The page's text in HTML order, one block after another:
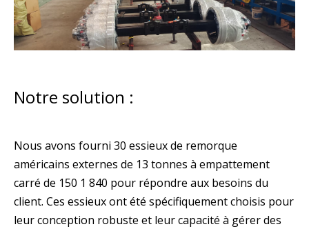
Notre solution :
Nous avons fourni 30 essieux de remorque
américains externes de 13 tonnes à empattement
carré de 150 1 840 pour répondre aux besoins du
client. Ces essieux ont été spécifiquement choisis pour
leur conception robuste et leur capacité à gérer des